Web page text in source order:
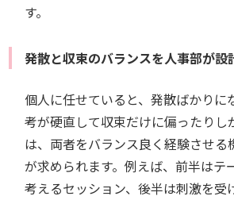
す。
発散と収束のバランスを人事部が設
個人に任せていると、発散ばかりに
考が硬直して収束だけに偏ったりし
は、両者をバランス良く経験させる
が求められます。例えば、前半はテ
考えるセッション、後半は刺激を受